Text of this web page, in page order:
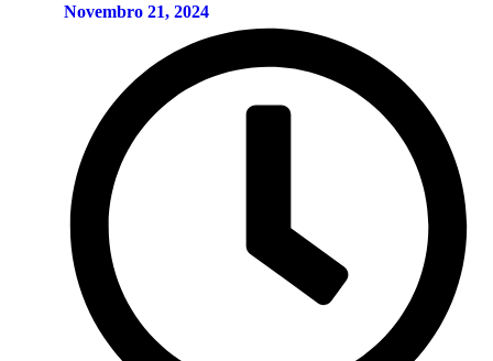
Novembro 21, 2024